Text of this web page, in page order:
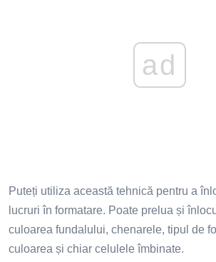
ad
Puteți utiliza această tehnică pentru a
lucruri în formatare. Poate prelua și
culoarea fundalului, chenarele, tipul de
culoarea și chiar celulele îmbinate.